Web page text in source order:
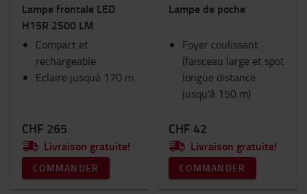
Lampe frontale LED
H15R 2500 LM
Compact et
rechargeable
Eclaire jusquà 170 m
CHF 265
Livraison gratuite!
COMMANDER
Lampe de poche
Foyer coulissant
(faisceau large et spot
longue distance
jusqu'à 150 m)
CHF 42
Livraison gratuite!
COMMANDER